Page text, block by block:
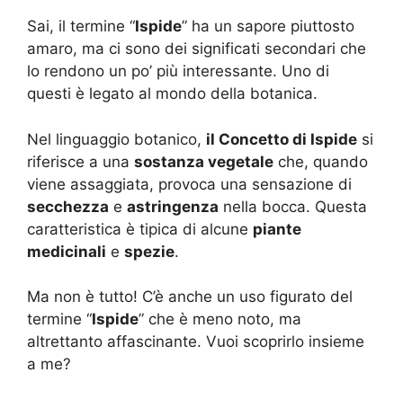
Sai, il termine “Ispide” ha un sapore piuttosto
amaro, ma ci sono dei significati secondari che
lo rendono un po’ più interessante. Uno di
questi è legato al mondo della botanica.
Nel linguaggio botanico, il Concetto di Ispide si
riferisce a una sostanza vegetale che, quando
viene assaggiata, provoca una sensazione di
secchezza e astringenza nella bocca. Questa
caratteristica è tipica di alcune piante
medicinali e spezie.
Ma non è tutto! C’è anche un uso figurato del
termine “Ispide” che è meno noto, ma
altrettanto affascinante. Vuoi scoprirlo insieme
a me?